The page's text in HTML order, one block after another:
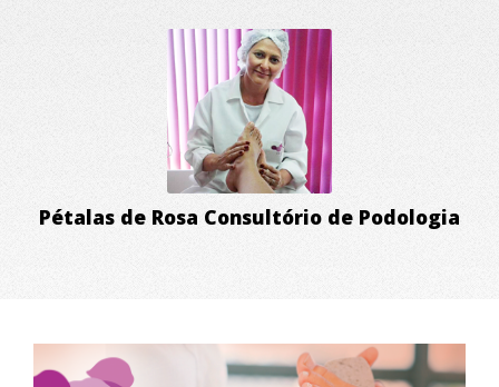
Pétalas de Rosa Consultório de Podologia